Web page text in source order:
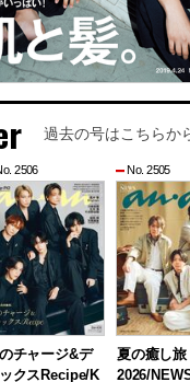
過去の号はこちらか
2506
チャージ&デ
ックスRecipe/K
No. 2505
夏の癒し旅
2026/